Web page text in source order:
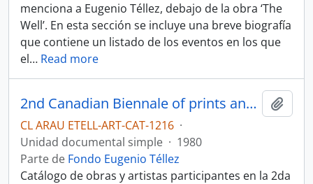
menciona a Eugenio Téllez, debajo de la obra ‘The
Well’. En esta sección se incluye una breve biografía
que contiene un listado de los eventos en los que
el… Read more
2nd Canadian Biennale of prints and drawings
CL ARAU ETELL-ART-CAT-1216 ·
Unidad documental simple · 1980
Parte de Fondo Eugenio Téllez
Catálogo de obras y artistas participantes en la 2da